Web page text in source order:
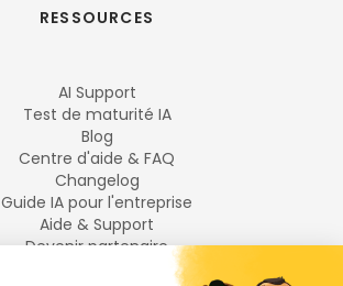
RESSOURCES
AI Support
Test de maturité IA
Blog
Centre d'aide & FAQ
Changelog
Guide IA pour l'entreprise
Aide & Support
Devenir partenaire